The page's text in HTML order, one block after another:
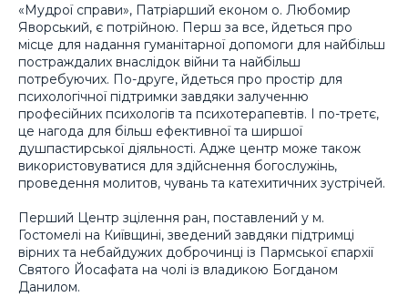
«Мудрої справи», Патріарший економ о. Любомир
Яворський, є потрійною. Перш за все, йдеться про
місце для надання гуманітарної допомоги для найбільш
постраждалих внаслідок війни та найбільш
потребуючих. По-друге, йдеться про простір для
психологічної підтримки завдяки залученню
професійних психологів та психотерапевтів. І по-третє,
це нагода для більш ефективної та ширшої
душпастирської діяльності. Адже центр може також
використовуватися для здійснення богослужінь,
проведення молитов, чувань та катехитичних зустрічей.
Перший Центр зцілення ран, поставлений у м.
Гостомелі на Київщині, зведений завдяки підтримці
вірних та небайдужих доброчинці із Пармської єпархії
Святого Йосафата на чолі із владикою Богданом
Данилом.